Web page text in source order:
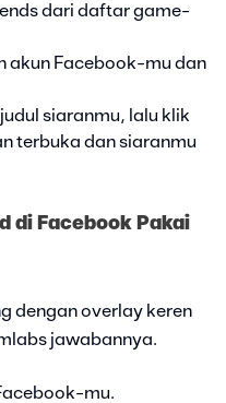
dari daftar game-
akun Facebook-mu dan
siaranmu, lalu klik
terbuka dan siaranmu
di Facebook Pakai
dengan overlay keren
jawabannya.
mu.